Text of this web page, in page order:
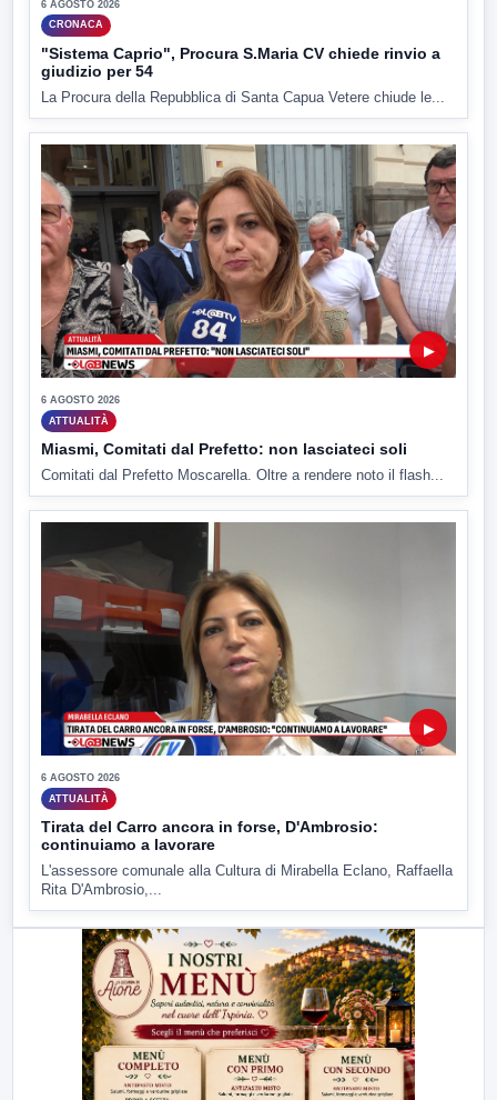
6 AGOSTO 2026
CRONACA
"Sistema Caprio", Procura S.Maria CV chiede rinvio a
giudizio per 54
La Procura della Repubblica di Santa Capua Vetere chiude le...
▶
6 AGOSTO 2026
ATTUALITÀ
Miasmi, Comitati dal Prefetto: non lasciateci soli
Comitati dal Prefetto Moscarella. Oltre a rendere noto il flash...
▶
6 AGOSTO 2026
ATTUALITÀ
Tirata del Carro ancora in forse, D'Ambrosio:
continuiamo a lavorare
L'assessore comunale alla Cultura di Mirabella Eclano, Raffaella
Rita D'Ambrosio,...